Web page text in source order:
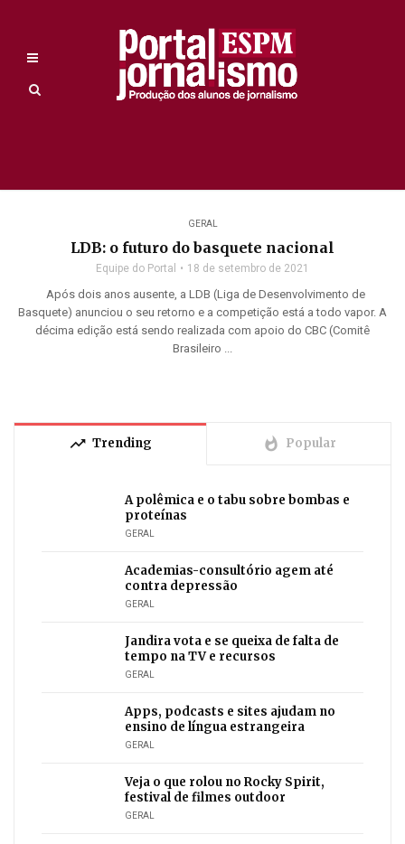
GERAL
LDB: o futuro do basquete nacional
Equipe do Portal 18 de setembro de 2021
Após dois anos ausente, a LDB (Liga de Desenvolvimento de
Basquete) anunciou o seu retorno e a competição está a todo vapor. A
décima edição está sendo realizada com apoio do CBC (Comitê
Brasileiro ...
trending_up Trending whatshot Popular
A polêmica e o tabu sobre bombas e
proteínas
GERAL
Academias-consultório agem até
contra depressão
GERAL
Jandira vota e se queixa de falta de
tempo na TV e recursos
GERAL
Apps, podcasts e sites ajudam no
ensino de língua estrangeira
GERAL
Veja o que rolou no Rocky Spirit,
festival de filmes outdoor
GERAL